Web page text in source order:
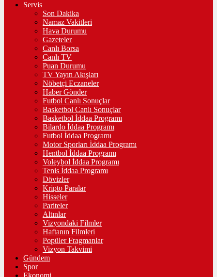
Servis
Son Dakika
Namaz Vakitleri
Hava Durumu
Gazeteler
Canlı Borsa
Canlı TV
Puan Durumu
TV Yayın Akışları
Nöbetçi Eczaneler
Haber Gönder
Futbol Canlı Sonuçlar
Basketbol Canlı Sonuçlar
Basketbol İddaa Programı
Bilardo İddaa Programı
Futbol İddaa Programı
Motor Sporları İddaa Programı
Hentbol İddaa Programı
Voleybol İddaa Programı
Tenis İddaa Programı
Dövizler
Kripto Paralar
Hisseler
Pariteler
Altınlar
Vizyondaki Filmler
Haftanın Filmleri
Popüler Fragmanlar
Vizyon Takvimi
Gündem
Spor
Ekonomi